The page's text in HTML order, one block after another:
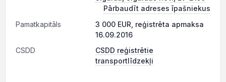
Pārbaudīt adreses īpašniekus
Pamatkapitāls
3 000 EUR, reģistrēta apmaksa
16.09.2016
CSDD
CSDD reģistrētie
transportlīdzekļi